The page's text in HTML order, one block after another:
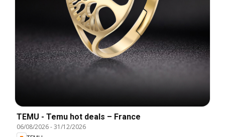
TEMU - Temu hot deals – France
06/08/2026-31/12/2026